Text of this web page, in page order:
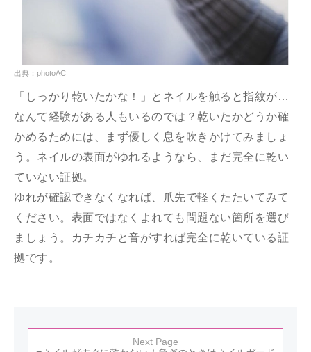
出典：photoAC
「しっかり乾いたかな！」とネイルを触ると指紋が…
なんて経験がある人もいるのでは？乾いたかどうか確
かめるためには、まず優しく息を吹きかけてみましょ
う。ネイルの表面がゆれるようなら、まだ完全に乾い
ていない証拠。
ゆれが確認できなくなれば、爪先で軽くたたいてみて
ください。表面ではなくよれても問題ない箇所を選び
ましょう。カチカチと音がすれば完全に乾いている証
拠です。
Next Page